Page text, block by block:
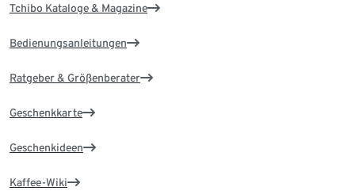
Tchibo Kataloge & Magazine
Bedienungsanleitungen
Ratgeber & Größenberater
Geschenkkarte
Geschenkideen
Kaffee-Wiki